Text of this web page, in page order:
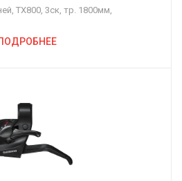
TX800, 3ск, тр. 1800мм,